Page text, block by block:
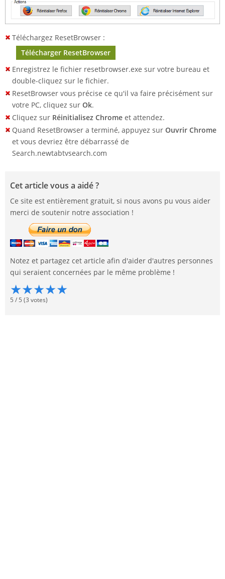
Téléchargez ResetBrowser :
Télécharger ResetBrowser
Enregistrez le fichier resetbrowser.exe sur votre bureau et
double-cliquez sur le fichier.
ResetBrowser vous précise ce qu'il va faire précisément sur
votre PC, cliquez sur Ok.
Cliquez sur Réinitialisez Chrome et attendez.
Quand ResetBrowser a terminé, appuyez sur Ouvrir Chrome
et vous devriez être débarrassé de
Search.newtabtvsearch.com
Cet article vous a aidé ?
Ce site est entièrement gratuit, si nous avons pu vous aider
merci de soutenir notre association !
Notez et partagez cet article afin d'aider d'autres personnes
qui seraient concernées par le même problème !
★★★★★
5 / 5 (3 votes)